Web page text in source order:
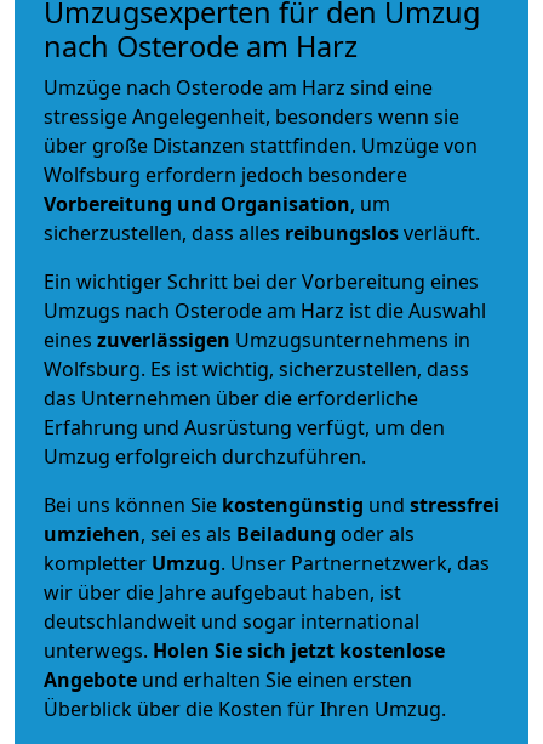
Umzugsexperten für den Umzug
nach Osterode am Harz
Umzüge nach Osterode am Harz sind eine
stressige Angelegenheit, besonders wenn sie
über große Distanzen stattfinden. Umzüge von
Wolfsburg erfordern jedoch besondere
Vorbereitung und Organisation, um
sicherzustellen, dass alles reibungslosverläuft.
Ein wichtiger Schritt bei der Vorbereitung eines
Umzugs nach Osterode am Harz ist die Auswahl
eines zuverlässigen Umzugsunternehmens in
Wolfsburg. Es ist wichtig, sicherzustellen, dass
das Unternehmen über die erforderliche
Erfahrung und Ausrüstung verfügt, um den
Umzug erfolgreich durchzuführen.
Bei uns können Sie kostengünstig und stressfrei
umziehen, sei es als Beiladung oder als
kompletter Umzug. Unser Partnernetzwerk, das
wir über die Jahre aufgebaut haben, ist
deutschlandweit und sogar international
unterwegs. Holen Sie sich jetzt kostenlose
Angebote und erhalten Sie einen ersten
Überblick über die Kosten für Ihren Umzug.